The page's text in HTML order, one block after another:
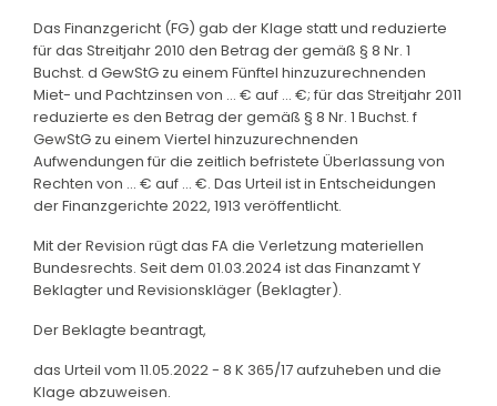
Das Finanzgericht (FG) gab der Klage statt und reduzierte
für das Streitjahr 2010 den Betrag der gemäß § 8 Nr. 1
Buchst. d GewStG zu einem Fünftel hinzuzurechnenden
Miet- und Pachtzinsen von ... € auf ... €; für das Streitjahr 2011
reduzierte es den Betrag der gemäß § 8 Nr. 1 Buchst. f
GewStG zu einem Viertel hinzuzurechnenden
Aufwendungen für die zeitlich befristete Überlassung von
Rechten von ... € auf ... €. Das Urteil ist in Entscheidungen
der Finanzgerichte 2022, 1913 veröffentlicht.
Mit der Revision rügt das FA die Verletzung materiellen
Bundesrechts. Seit dem 01.03.2024 ist das Finanzamt Y
Beklagter und Revisionskläger (Beklagter).
Der Beklagte beantragt,
das Urteil vom 11.05.2022 - 8 K 365/17 aufzuheben und die
Klage abzuweisen.